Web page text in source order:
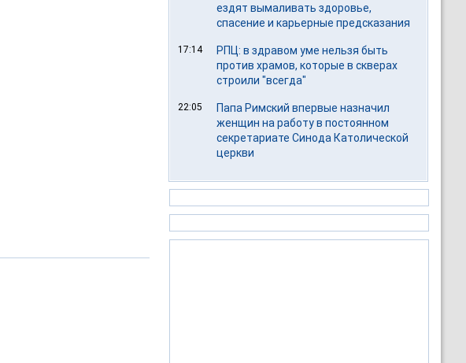
ездят вымаливать здоровье,
спасение и карьерные предсказания
17:14
РПЦ: в здравом уме нельзя быть
против храмов, которые в скверах
строили "всегда"
22:05
Папа Римский впервые назначил
женщин на работу в постоянном
секретариате Синода Католической
церкви